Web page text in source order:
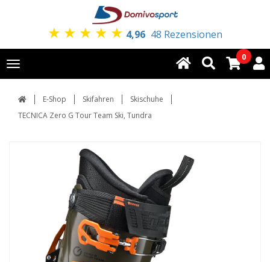
★ ★ ★ ★ ★ 4,96 48 Rezensionen
Toggle
navigation
0
E-Shop Skifahren
Skischuhe
TECNICA Zero G Tour Team Ski, Tundra